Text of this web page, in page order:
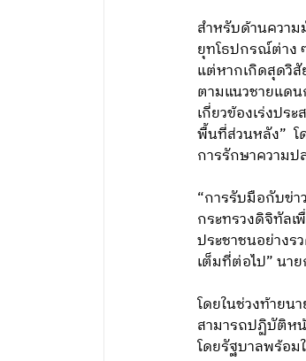
สำหรับด้านควา
ยุทโธปกรณ์ต่าง
แต่หากเกิดสุดวิ
ตามแนวชายแด
เกี่ยวข้องเร่งป
พื้นที่ส่วนหลัง” โ
การรักษาความ
“การรับมือกับข่า
กระทรวงดิจิทัล
ประชาชนอย่างร
เต็มที่ต่อไป” นา
โดยในช่วงท้ายน
สามารถปฏิบัติห
โดยรัฐบาลพร้อ